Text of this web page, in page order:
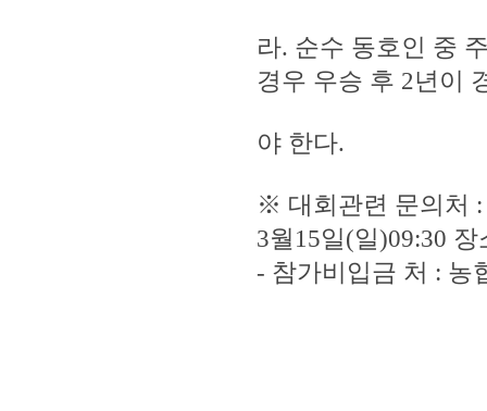
라. 순수 동호인 중
경우 우승 후 2년이
야 한다.
※ 대회관련 문의처 :
3월15일(일)09:30
- 참가비입금 처 : 농